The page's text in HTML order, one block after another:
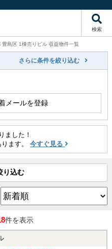
検索
豊島区 1棟売りビル 収益物件一覧
さらに条件を絞り込む
メールを登録
ました！
ります。今すぐ見る
り込む
件を表示